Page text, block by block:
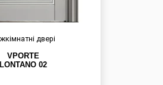
двері
VPORTE
LONTANO 02